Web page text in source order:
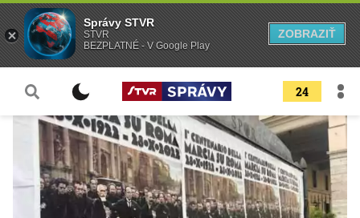
24
Správy STVR
STVR
BEZPLATNÉ - V Google Play
ZOBRAZIŤ